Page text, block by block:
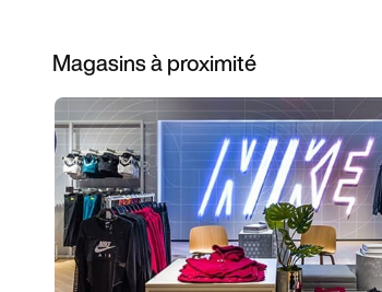
Magasins à proximité